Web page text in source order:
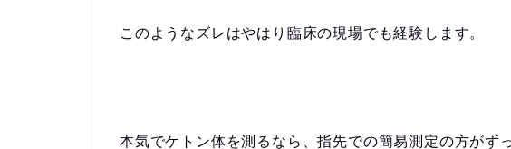
このようなズレはやはり臨床の現場でも経験します。
本気でケトン体を測るなら、指先での簡易測定の方がず